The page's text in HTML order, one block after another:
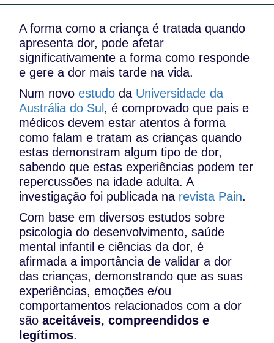
A forma como a criança é tratada quando
apresenta dor, pode afetar
significativamente a forma como responde
e gere a dor mais tarde na vida.
Num novoestudo da Universidade da
Austrália do Sul , é comprovado que pais e
médicos devem estar atentos à forma
como falam e tratam as crianças quando
estas demonstram algum tipo de dor,
sabendo que estas experiências podem ter
repercussões na idade adulta. A
investigação foi publicada na revista Pain.
Com base em diversos estudos sobre
psicologia do desenvolvimento, saúde
mental infantil e ciências da dor, é
afirmada a importância de validar a dor
das crianças, demonstrando que as suas
experiências, emoções e/ou
comportamentos relacionados com a dor
sãoaceitáveis, compreendidos e
legítimos.